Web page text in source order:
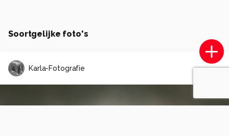
Soortgelijke foto's
Karla-Fotografie